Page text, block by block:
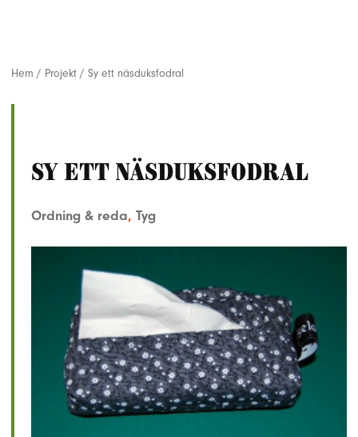
Hem / Projekt / Sy ett näsduksfodral
Sy ett näsduksfodral
Ordning & reda, Tyg